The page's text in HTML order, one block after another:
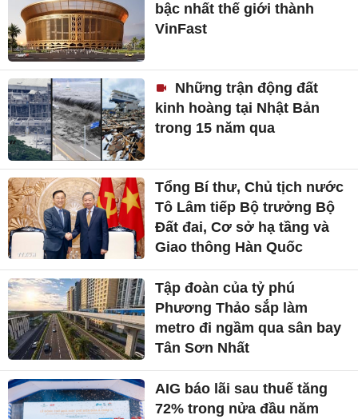
bậc nhất thế giới thành
VinFast
Những trận động đất
kinh hoàng tại Nhật Bản
trong 15 năm qua
Tổng Bí thư, Chủ tịch nước
Tô Lâm tiếp Bộ trưởng Bộ
Đất đai, Cơ sở hạ tầng và
Giao thông Hàn Quốc
Tập đoàn của tỷ phú
Phương Thảo sắp làm
metro đi ngầm qua sân bay
Tân Sơn Nhất
AIG báo lãi sau thuế tăng
72% trong nửa đầu năm